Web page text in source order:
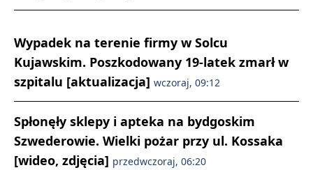
Wypadek na terenie firmy w Solcu
Kujawskim. Poszkodowany 19-latek zmarł w
szpitalu [aktualizacja] wczoraj, 09:12
Spłonęły sklepy i apteka na bydgoskim
Szwederowie. Wielki pożar przy ul. Kossaka
[wideo, zdjęcia] przedwczoraj, 06:20